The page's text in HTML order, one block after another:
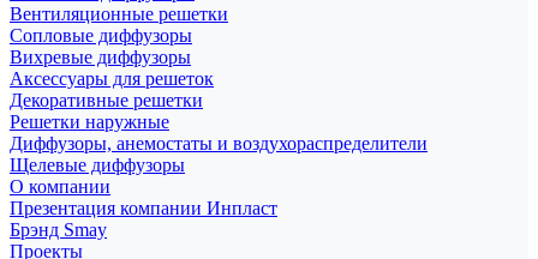
Вентиляционные решетки
Сопловые диффузоры
Вихревые диффузоры
Аксессуары для решеток
Декоративные решетки
Решетки наружные
Диффузоры, анемостаты и воздухораспределители
Щелевые диффузоры
О компании
Презентация компании Инпласт
Брэнд Smay
Проекты